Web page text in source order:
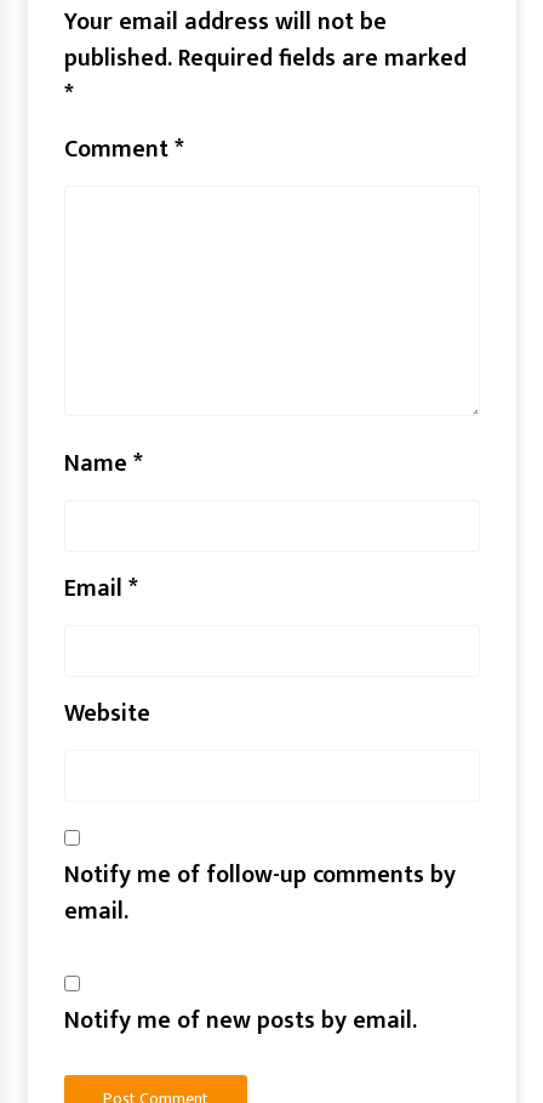
Your email address will not be
published.Required fields are marked
*
Comment*
Name*
Email*
Website
Notify me of follow-up comments by
email.
Notify me of new posts by email.